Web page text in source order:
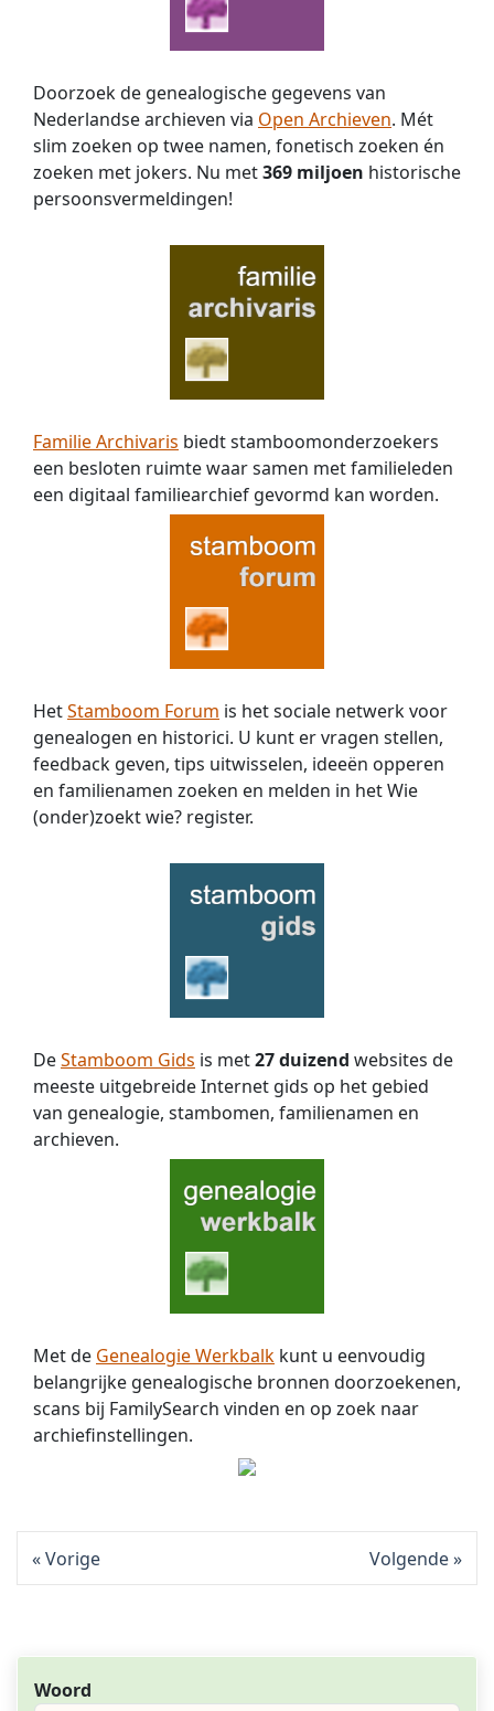
Doorzoek de genealogische gegevens van
Nederlandse archieven via Open Archieven. Mét
slim zoeken op twee namen, fonetisch zoeken én
zoeken met jokers. Nu met369 miljoen historische
persoons­vermeldingen!
Familie Archivaris biedt stamboomonderzoekers
een besloten ruimte waar samen met familieleden
een digitaal familiearchief gevormd kan worden.
HetStamboom Forum is het sociale netwerk voor
genealogen en historici. U kunt er vragen stellen,
feedback geven, tips uitwisselen, ideeën opperen
en familienamen zoeken en melden in het Wie
(onder)zoekt wie? register.
DeStamboom Gids is met27 duizend websites de
meeste uitgebreide Internet gids op het gebied
van genealogie, stambomen, familienamen en
archieven.
Met de Genealogie Werkbalk kunt u eenvoudig
belangrijke genealogische bronnen doorzoekenen,
scans bij FamilySearch vinden en op zoek naar
archiefinstellingen.
Vorige Volgende
Woord